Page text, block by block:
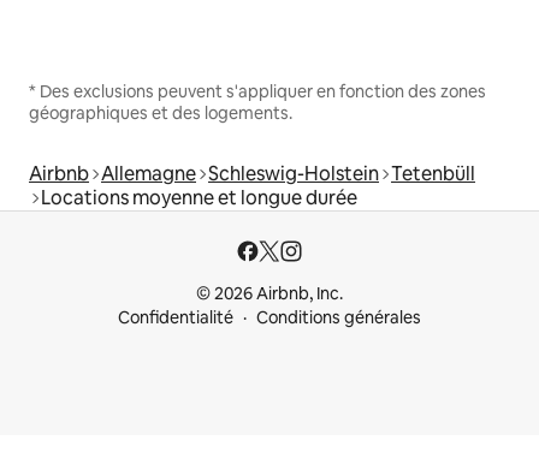
* Des exclusions peuvent s'appliquer en fonction des zones
géographiques et des logements.
Airbnb Allemagne Schleswig-Holstein Tetenbüll
Locations moyenne et longue durée
© 2026 Airbnb, Inc.
Confidentialité
Conditions générales